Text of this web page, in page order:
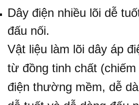
Dây điện nhiều lõi dễ
đấu nối.
Vật liệu làm lõi dây áp
từ đồng tinh chất
điện thường mềm, dễ